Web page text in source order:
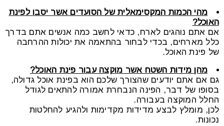
מהי הכמות המקסימאלית של הסועדים אשר יסבו לפינת
האוכל?
אם אתם נוהגים לארח, כדאי לחשב כמה אנשים אתם בדרך
כלל מארחים, בכדי לבחור בהתאמה את יכולות ההרחבה
של פינת האוכל.
מהן מידות השטח אשר מוקצה עבור פינת האוכל?
גם אם אתם יודעים שהצורך שלכם הוא בפינת אוכל גדולה,
בסופו של דבר, הפינה הנבחרת אמורה להתאים לגודל
החלל המוקצה בעבורה.
לכן, מומלץ לבצע מדידות מקדימות ולהגיע להחלטות
נכונות.